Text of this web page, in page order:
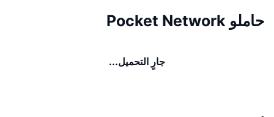
حاملو Pocket Network
جارٍ التحميل...